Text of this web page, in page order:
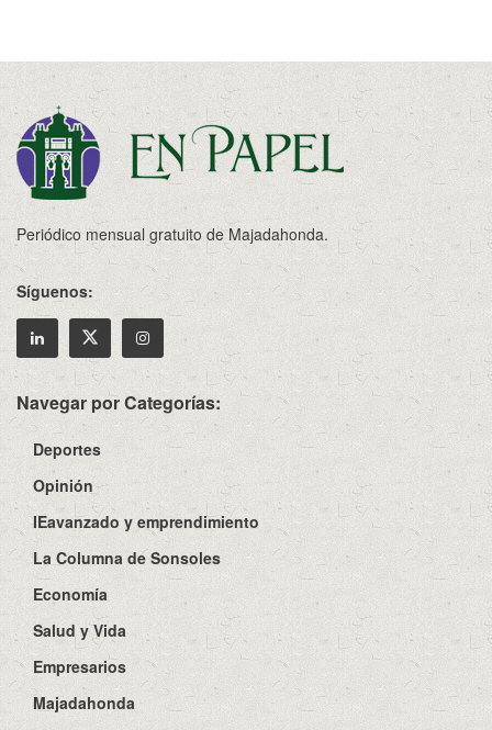
Periódico mensual gratuito de Majadahonda.
Síguenos:
Navegar por Categorías:
Deportes
Opinión
IEavanzado y emprendimiento
La Columna de Sonsoles
Economía
Salud y Vida
Empresarios
Majadahonda